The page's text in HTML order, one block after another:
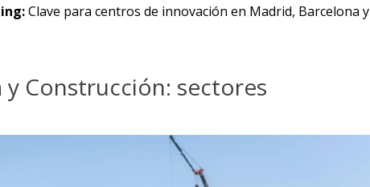
Clave para centros de innovación en Madrid, Barcelona y
Construcción: sectores